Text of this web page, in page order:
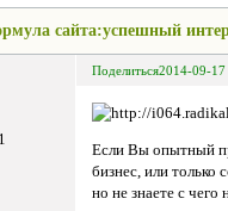
сайта:успешный
Поделиться2014-09-
Если Вы опытный
бизнес, или только
но не знаете с